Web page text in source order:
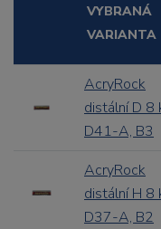
VYBRANÁ
VARIANTA
AcryRock
distální D 8
D41-A, B3
AcryRock
distální H 8
D37-A, B2